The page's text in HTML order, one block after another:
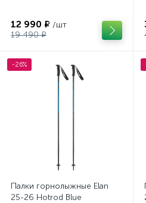
12 990 ₽ /шт
19 490 ₽
-26%
Палки горнолыжные Elan
25-26 Hotrod Blue